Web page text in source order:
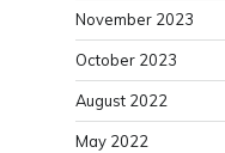
November 2023
October 2023
August 2022
May 2022